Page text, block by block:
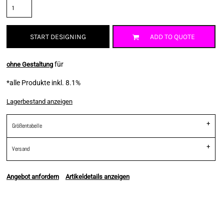
START DESIGNING ADD TO QUOTE
ohne Gestaltung für
*alle Produkte inkl. 8.1%
Lagerbestand anzeigen
Größentabelle
Versand
Angebot anfordern Artikeldetails anzeigen